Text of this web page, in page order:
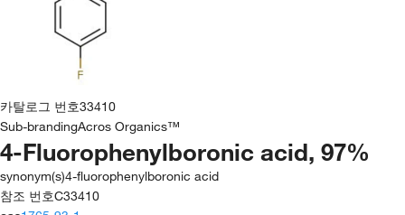
카탈로그 번호33410
Sub-brandingAcros Organics™
4-Fluorophenylboronic acid, 97%
synonym(s)4-fluorophenylboronic acid
참조 번호C33410